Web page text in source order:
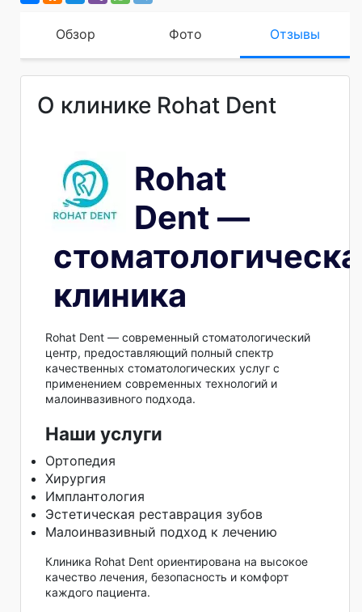
Обзор Фото Отзывы
О клинике Rohat Dent
Rohat
Dent —
клиника
Rohat Dent — современный стоматологический
центр, предоставляющий полный спектр
качественных стоматологических услуг с
применением современных технологий и
малоинвазивного подхода.
Наши услуги
Ортопедия
Хирургия
Имплантология
Эстетическая реставрация зубов
Малоинвазивный подход к лечению
Клиника Rohat Dent ориентирована на высокое
качество лечения, безопасность и комфорт
каждого пациента.